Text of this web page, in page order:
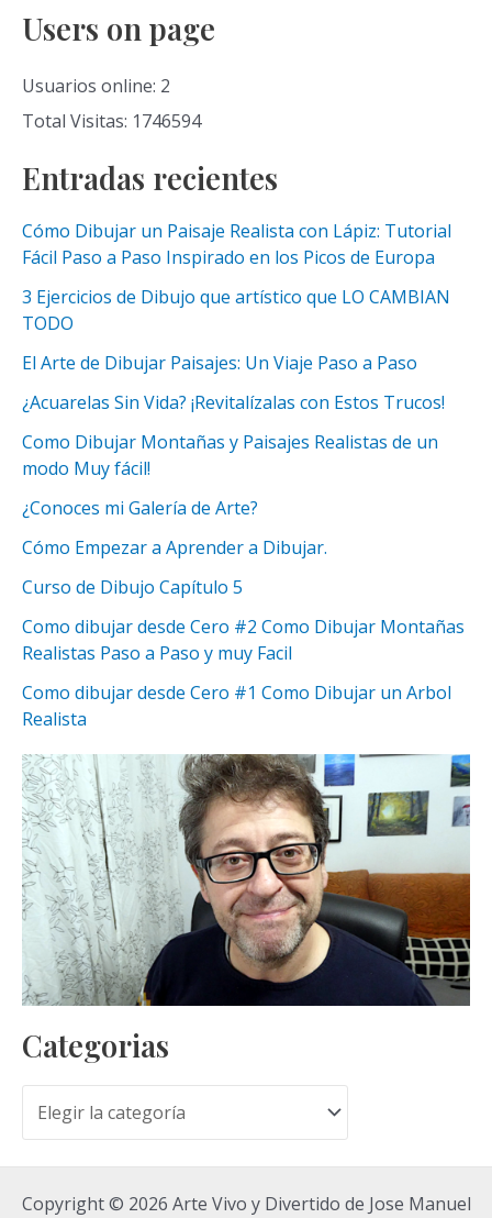
Users on page
Usuarios online: 2
Total Visitas: 1746594
Entradas recientes
Cómo Dibujar un Paisaje Realista con Lápiz: Tutorial
Fácil Paso a Paso Inspirado en los Picos de Europa
3 Ejercicios de Dibujo que artístico que LO CAMBIAN
TODO
El Arte de Dibujar Paisajes: Un Viaje Paso a Paso
¿Acuarelas Sin Vida? ¡Revitalízalas con Estos Trucos!
Como Dibujar Montañas y Paisajes Realistas de un
modo Muy fácil!
¿Conoces mi Galería de Arte?
Cómo Empezar a Aprender a Dibujar.
Curso de Dibujo Capítulo 5
Como dibujar desde Cero #2 Como Dibujar Montañas
Realistas Paso a Paso y muy Facil
Como dibujar desde Cero #1 Como Dibujar un Arbol
Realista
Categorias
a
t
e
Copyright © 2026 Arte Vivo y Divertido de Jose Manuel